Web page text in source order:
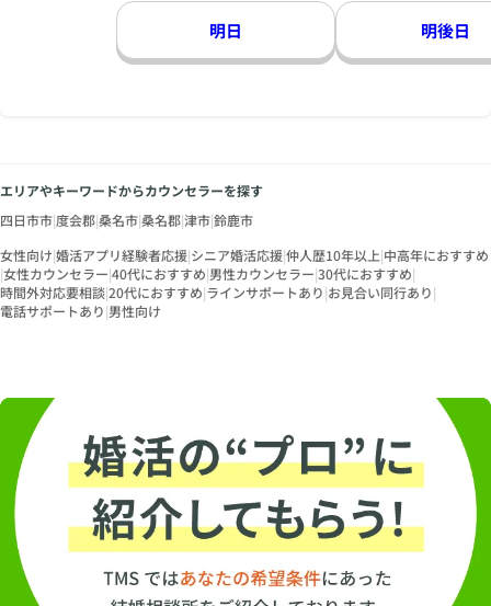
明日 明後日
エリアやキーワードからカウンセラーを探す
四日市市|度会郡|桑名市|桑名郡|津市|鈴鹿市
女性向け|婚活アプリ経験者応援|シニア婚活応援|仲人歴10年以上|中高年におすすめ
|女性カウンセラー|40代におすすめ|男性カウンセラー|30代におすすめ|
時間外対応要相談|20代におすすめ|ラインサポートあり|お見合い同行あり|
電話サポートあり|男性向け